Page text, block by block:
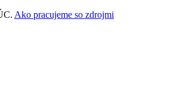
Ako pracujeme so zdrojmi